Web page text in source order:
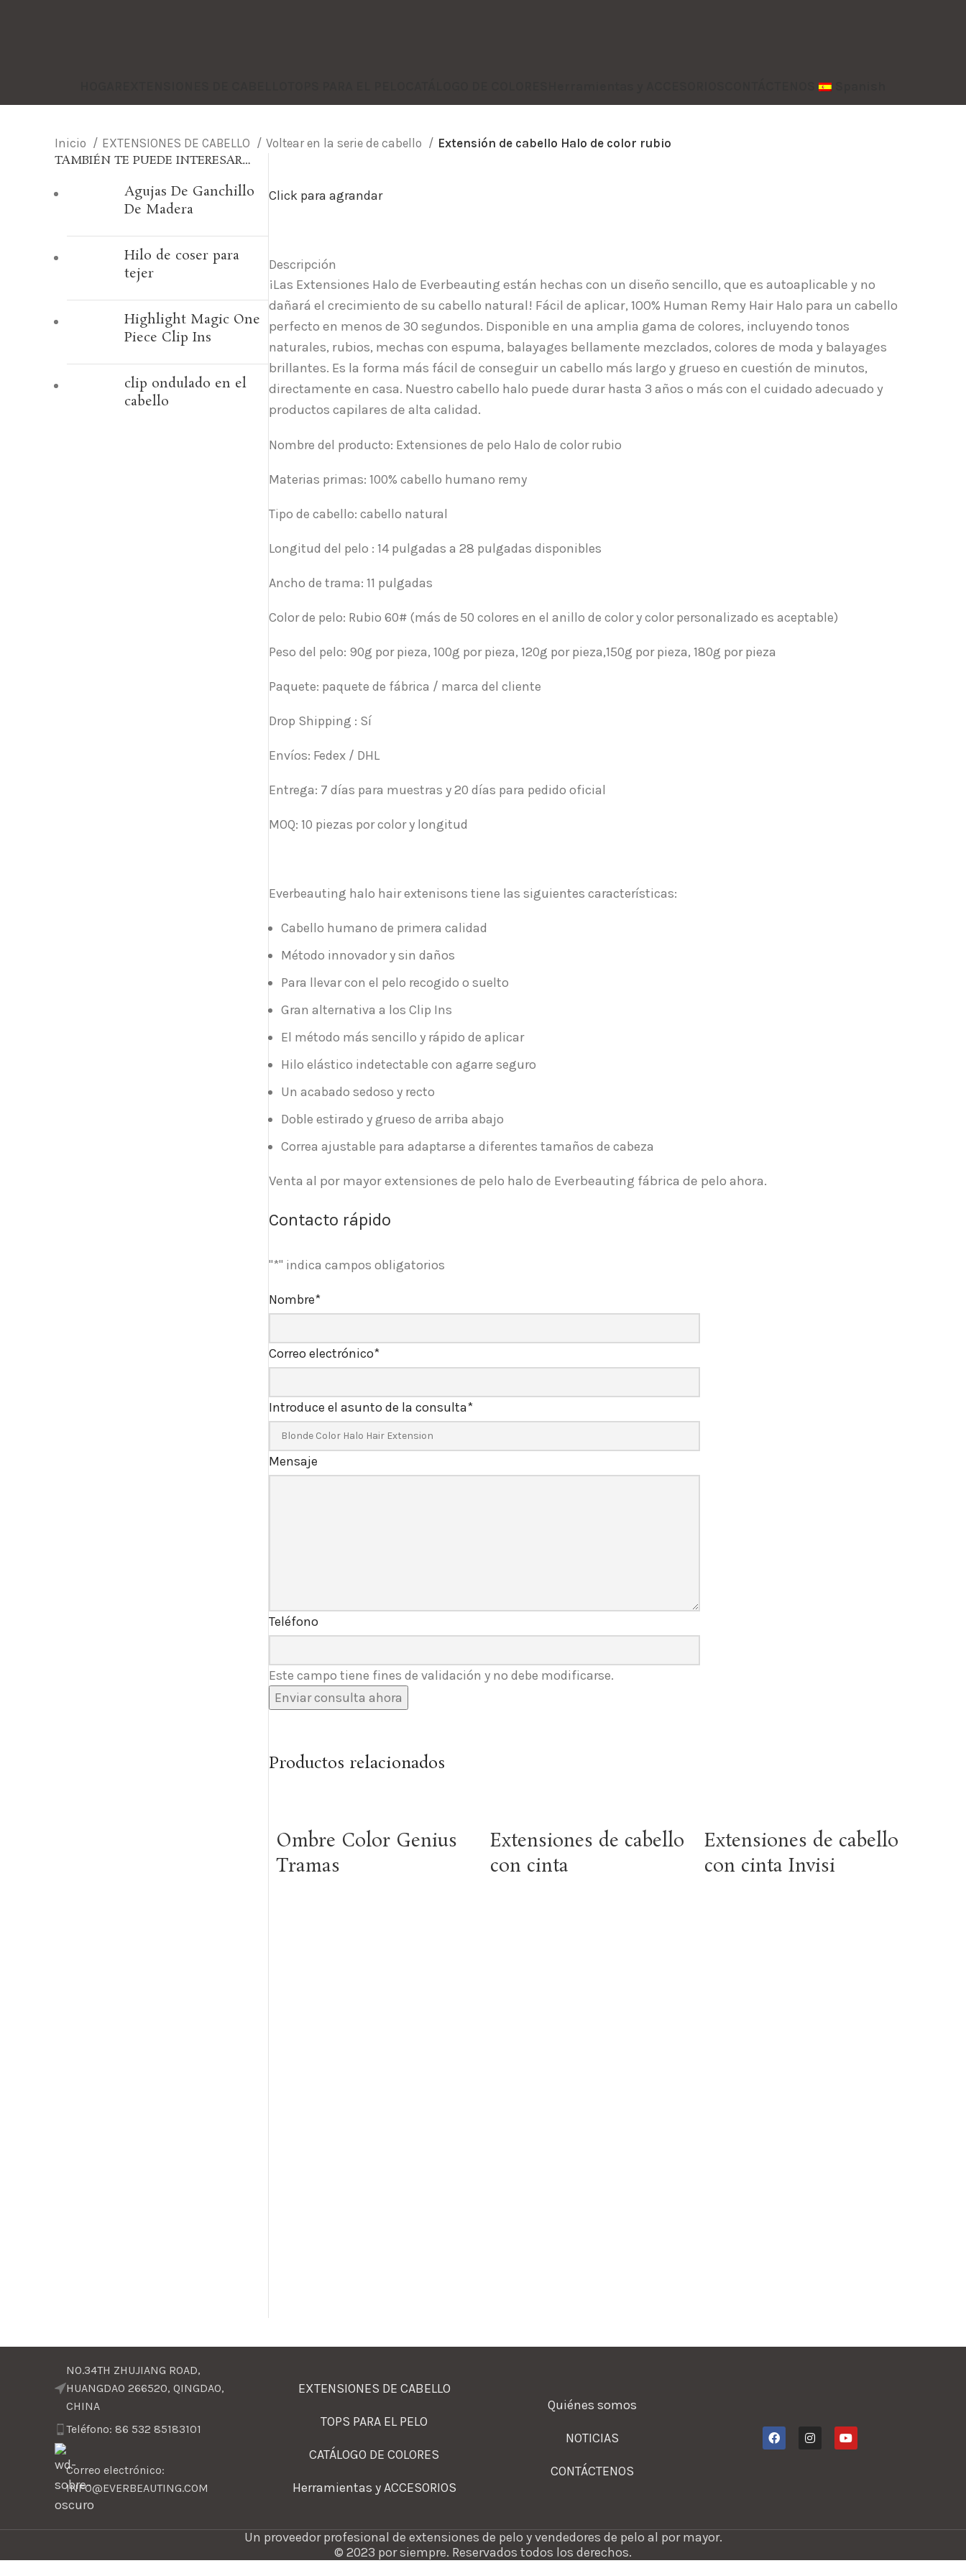
Inicio EXTENSIONES DE CABELLO Voltear en la serie de cabello Extensión de cabello Halo de color rubio
Click para agrandar
Descripción
¡Las Extensiones Halo de Everbeauting están hechas con un diseño sencillo, que es autoaplicable y no
dañará el crecimiento de su cabello natural! Fácil de aplicar, 100% Human Remy Hair Halo para un cabello
perfecto en menos de 30 segundos. Disponible en una amplia gama de colores, incluyendo tonos
naturales, rubios, mechas con espuma, balayages bellamente mezclados, colores de moda y balayages
brillantes. Es la forma más fácil de conseguir un cabello más largo y grueso en cuestión de minutos,
directamente en casa. Nuestro cabello halo puede durar hasta 3 años o más con el cuidado adecuado y
productos capilares de alta calidad.
Nombre del producto: Extensiones de pelo Halo de color rubio
Materias primas: 100% cabello humano remy
Tipo de cabello: cabello natural
Longitud del pelo : 14 pulgadas a 28 pulgadas disponibles
Ancho de trama: 11 pulgadas
Color de pelo: Rubio 60# (más de 50 colores en el anillo de color y color personalizado es aceptable)
Peso del pelo: 90g por pieza, 100g por pieza, 120g por pieza,150g por pieza, 180g por pieza
Paquete: paquete de fábrica / marca del cliente
Drop Shipping : Sí
Envíos: Fedex / DHL
Entrega: 7 días para muestras y 20 días para pedido oficial
MOQ: 10 piezas por color y longitud
Everbeauting halo hair extenisons tiene las siguientes características:
Cabello humano de primera calidad
Método innovador y sin daños
Para llevar con el pelo recogido o suelto
Gran alternativa a los Clip Ins
El método más sencillo y rápido de aplicar
Hilo elástico indetectable con agarre seguro
Un acabado sedoso y recto
Doble estirado y grueso de arriba abajo
Correa ajustable para adaptarse a diferentes tamaños de cabeza
Venta al por mayor extensiones de pelo halo de Everbeauting fábrica de pelo ahora.
Contacto rápido
"*" indica campos obligatorios
Nombre*
Correo electrónico*
Introduce el asunto de la consulta*
Mensaje
Teléfono
Este campo tiene fines de validación y no debe modificarse.
Productos relacionados
Ombre Color Genius
Tramas
Extensiones de cabello
con cinta
Extensiones de cabello
con cinta Invisi
TAMBIÉN TE PUEDE INTERESAR…
Agujas De Ganchillo
De Madera
Hilo de coser para
tejer
Highlight Magic One
Piece Clip Ins
clip ondulado en el
cabello
NO.34TH ZHUJIANG ROAD,
HUANGDAO 266520, QINGDAO,
CHINA
Teléfono: 86 532 85183101
Correo electrónico:
INFO@EVERBEAUTING.COM
EXTENSIONES DE CABELLO
TOPS PARA EL PELO
CATÁLOGO DE COLORES
Herramientas y ACCESORIOS
Quiénes somos
NOTICIAS
CONTÁCTENOS
Un proveedor profesional de extensiones de pelo y vendedores de pelo al por mayor.
© 2023 por siempre. Reservados todos los derechos.